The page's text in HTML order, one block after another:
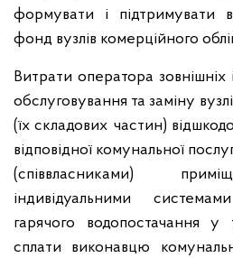
формувати і підтримувати
фонд вузлів комерційного
Витрати оператора
обслуговування та заміну
(їх складових частин)
відповідної комунальної
(співвласниками)
індивідуальними
гарячого водопостачання у
сплати виконавцю